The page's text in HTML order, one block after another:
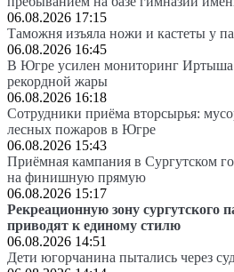
06.08.2026 17:15
Таможня изъяла ножи и кастеты у
06.08.2026 16:45
В Югре усилен мониторинг Иртыша
рекордной жары
06.08.2026 16:18
Сотрудники приёма вторсырья:
лесных пожаров в Югре
06.08.2026 15:43
Приёмная кампания в Сургутском
на финишную прямую
06.08.2026 15:17
Рекреационную зону сургутского
приводят к единому стилю
06.08.2026 14:51
Дети югорчанина пытались через